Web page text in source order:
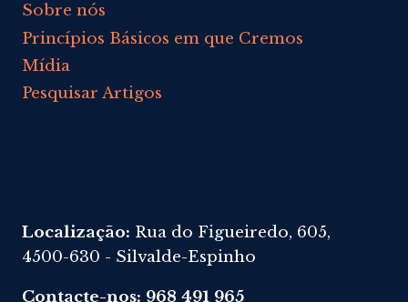
Sobre nós
Princípios Básicos em que Cremos
Mídia
Pesquisar Artigos
Localização: Rua do Figueiredo, 605,
4500-630 - Silvalde-Espinho
Contacte-nos: 968 491 965